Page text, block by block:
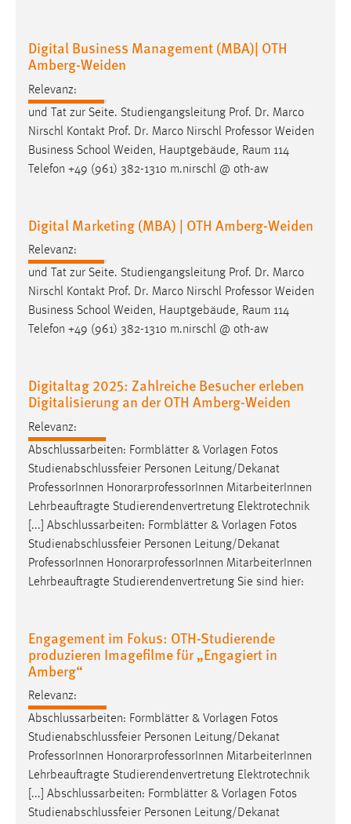
Digital Business Management (MBA)| OTH
Amberg-Weiden
Relevanz:
und Tat zur Seite. Studiengangsleitung Prof. Dr. Marco
Nirschl Kontakt Prof. Dr. Marco Nirschl Professor Weiden
Business School Weiden, Hauptgebäude, Raum 114
Telefon +49 (961) 382-1310 m.nirschl @ oth-aw
Digital Marketing (MBA) | OTH Amberg-Weiden
Relevanz:
und Tat zur Seite. Studiengangsleitung Prof. Dr. Marco
Nirschl Kontakt Prof. Dr. Marco Nirschl Professor Weiden
Business School Weiden, Hauptgebäude, Raum 114
Telefon +49 (961) 382-1310 m.nirschl @ oth-aw
Digitaltag 2025: Zahlreiche Besucher erleben
Digitalisierung an der OTH Amberg-Weiden
Relevanz:
Abschlussarbeiten: Formblätter & Vorlagen Fotos
Studienabschlussfeier Personen Leitung/Dekanat
Professor Innen HonorarprofessorInnen MitarbeiterInnen
Lehrbeauftragte Studierendenvertretung Elektrotechnik
[...] Abschlussarbeiten: Formblätter & Vorlagen Fotos
Studienabschlussfeier Personen Leitung/Dekanat
Professor Innen HonorarprofessorInnen MitarbeiterInnen
Lehrbeauftragte Studierendenvertretung Sie sind hier:
Engagement im Fokus: OTH-Studierende
produzieren Imagefilme für „Engagiert in
Amberg“
Relevanz:
Abschlussarbeiten: Formblätter & Vorlagen Fotos
Studienabschlussfeier Personen Leitung/Dekanat
Professor Innen HonorarprofessorInnen MitarbeiterInnen
Lehrbeauftragte Studierendenvertretung Elektrotechnik
[...] Abschlussarbeiten: Formblätter & Vorlagen Fotos
Studienabschlussfeier Personen Leitung/Dekanat